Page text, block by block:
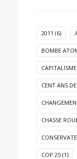
2011 (6)
BOMBE
CENT ANS
CHASSE
COP 25 (1)